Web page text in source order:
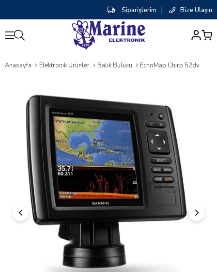
Siparişlerim | Bize Ulaşın
Anasayfa Elektronik Ürünler Balık Bulucu EchoMap Chirp 52dv